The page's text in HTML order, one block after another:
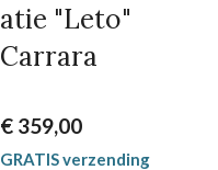
atie "Leto"
Carrara
€ 359,00
GRATIS verzending